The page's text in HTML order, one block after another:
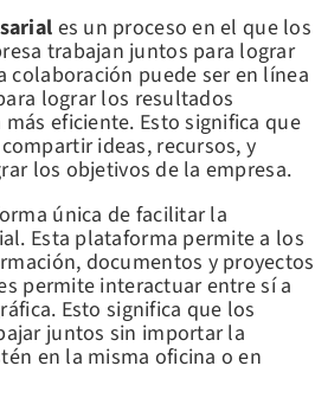
es un proceso en el que los
trabajan juntos para lograr
colaboración puede ser en línea
lograr los resultados
eficiente. Esto significa que
ideas, recursos, y
los objetivos de la empresa.
única de facilitar la
Esta plataforma permite a los
documentos y proyectos
permite interactuar entre sí a
Esto significa que los
juntos sin importar la
en la misma oficina o en